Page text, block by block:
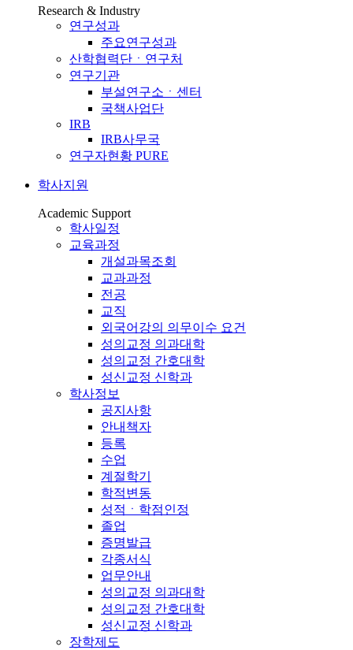
Research & Industry
연구성과
주요연구성과
산학협력단ㆍ연구처
연구기관
부설연구소ㆍ센터
국책사업단
IRB
IRB사무국
연구자현황 PURE
학사지원
Academic Support
학사일정
교육과정
개설과목조회
교과과정
전공
교직
외국어강의 의무이수 요건
성의교정 의과대학
성의교정 간호대학
성신교정 신학과
학사정보
공지사항
안내책자
등록
수업
계절학기
학적변동
성적ㆍ학점인정
졸업
증명발급
각종서식
업무안내
성의교정 의과대학
성의교정 간호대학
성신교정 신학과
장학제도